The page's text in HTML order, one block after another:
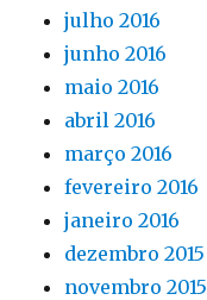
julho 2016
junho 2016
maio 2016
abril 2016
março 2016
fevereiro 2016
janeiro 2016
dezembro 2015
novembro 2015